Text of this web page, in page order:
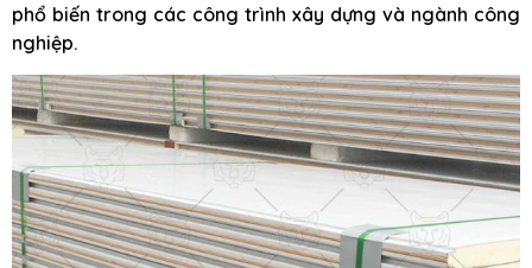
phổ biến trong các công trình xây dựng và ngành công
nghiệp.